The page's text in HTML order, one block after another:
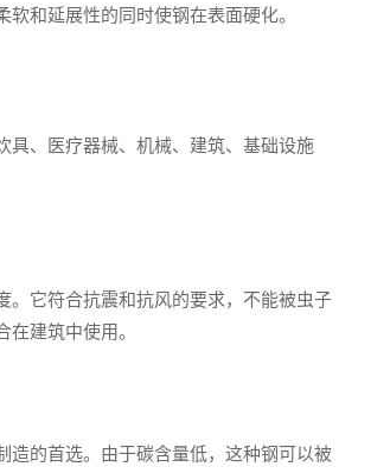
和延展性的同时使钢在表面硬化。
具、医疗器械、机械、建筑、基础设施
。它符合抗震和抗风的要求，不能被虫子
建筑中使用。
造的首选。由于碳含量低，这种钢可以被